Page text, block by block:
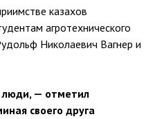
казахов
агротехнического
Николаевич Вагнер и
— отметил
своего друга